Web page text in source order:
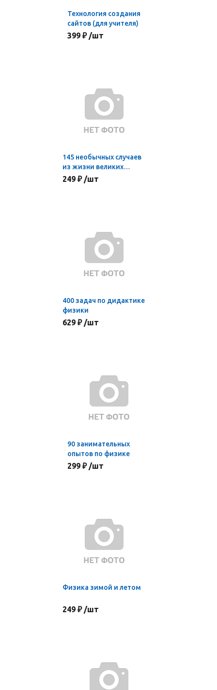
Технология создания
сайтов (для учителя)
399 ₽ /шт
145 необычных случаев
из жизни великих
физиков
249 ₽ /шт
400 задач по дидактике
физики
629 ₽ /шт
90 занимательных
опытов по физике
299 ₽ /шт
Физика зимой и летом
249 ₽ /шт